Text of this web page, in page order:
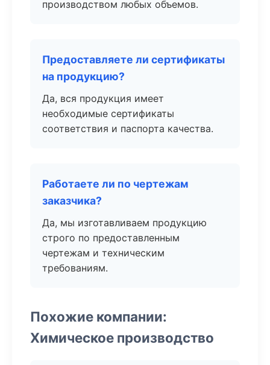
производством любых объемов.
Предоставляете ли сертификаты
на продукцию?
Да, вся продукция имеет
необходимые сертификаты
соответствия и паспорта качества.
Работаете ли по чертежам
заказчика?
Да, мы изготавливаем продукцию
строго по предоставленным
чертежам и техническим
требованиям.
Похожие компании:
Химическое производство